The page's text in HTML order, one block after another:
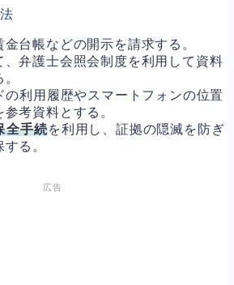
台帳などの開示を請求する。
、弁護士会照会制度を利用して資料
の利用履歴やスマートフォンの位置
考資料とする。
全手続を利用し、証拠の隠滅を防ぎ
る。
広告